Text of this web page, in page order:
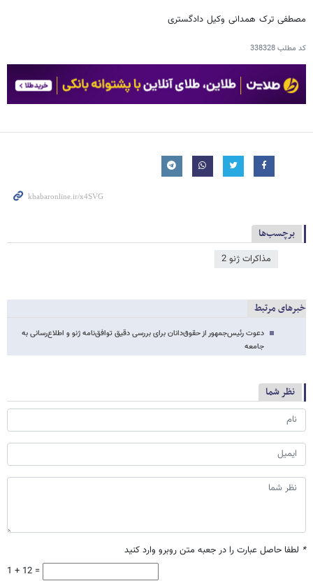
مصطفی ترک همدانی وکیل دادگستری
کد مطلب338328
برچسب‌ها
مذاکرات ژنو 2
خبرهای مرتبط
دعوت رئیس‌جمهور از حقوق‌دانان برای بررسی دقیق توافق‌نامه ژنو و اطلاع‌رسانی به
جامعه
نظر شما
* لطفا حاصل عبارت را در جعبه متن روبرو وارد کنید
1 + 12 =